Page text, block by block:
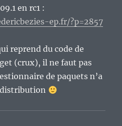
en rc1 :
ep.fr/?p=2857
reprend du code de
(crux), il ne faut pas
de paquets n’a